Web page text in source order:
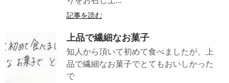
記事を読む
上品で繊細なお菓子
知人から頂いて初めて食べましたが、上
品で繊細なお菓子でとてもおいしかった
で